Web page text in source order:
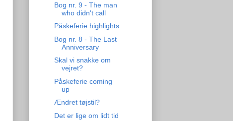
Bog nr. 9 - The man
who didn't call
Påskeferie highlights
Bog nr. 8 - The Last
Anniversary
Skal vi snakke om
vejret?
Påskeferie coming
up
Ændret tøjstil?
Det er lige om lidt tid